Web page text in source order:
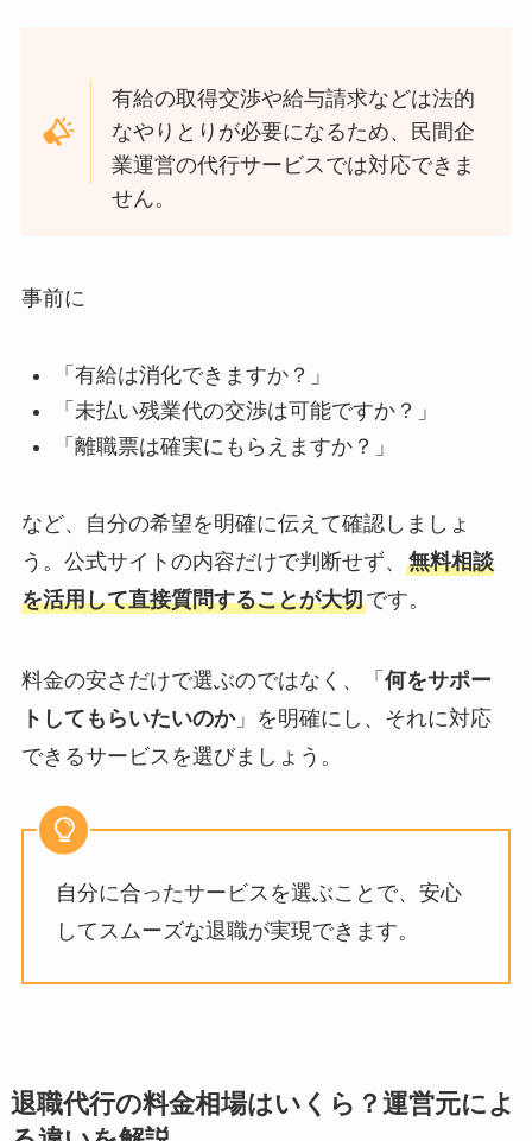
有給の取得交渉や給与請求などは法的
なやりとりが必要になるため、民間企
業運営の代行サービスでは対応できま
せん。
事前に
「有給は消化できますか？」
「未払い残業代の交渉は可能ですか？」
「離職票は確実にもらえますか？」
など、自分の希望を明確に伝えて確認しましょ
う。公式サイトの内容だけで判断せず、 無料相談
を活用して直接質問することが大切です。
料金の安さだけで選ぶのではなく、「 何をサポー
トしてもらいたいのか」を明確にし、それに対応
できるサービスを選びましょう。
自分に合ったサービスを選ぶことで、安心
してスムーズな退職が実現できます。
退職代行の料金相場はいくら？運営元によ